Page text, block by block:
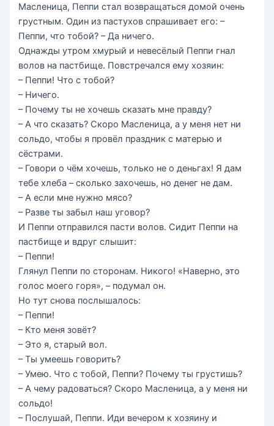
Масленица, Пеппи стал возвращаться домой очень
грустным. Один из пастухов спрашивает его: –
Пеппи, что тобой? – Да ничего.
Однажды утром хмурый и невесёлый Пеппи гнал
волов на пастбище. Повстречался ему хозяин:
– Пеппи! Что с тобой?
– Ничего.
– Почему ты не хочешь сказать мне правду?
– А что сказать? Скоро Масленица, а у меня нет ни
сольдо, чтобы я провёл праздник с матерью и
сёстрами.
– Говори о чём хочешь, только не о деньгах! Я дам
тебе хлеба – сколько захочешь, но денег не дам.
– А если мне нужно мясо?
– Разве ты забыл наш уговор?
И Пеппи отправился пасти волов. Сидит Пеппи на
пастбище и вдруг слышит:
– Пеппи!
Глянул Пеппи по сторонам. Никого! «Наверно, это
голос моего горя», – подумал он.
Но тут снова послышалось:
– Пеппи!
– Кто меня зовёт?
– Это я, старый вол.
– Ты умеешь говорить?
– Умею. Что с тобой, Пеппи? Почему ты грустишь?
– А чему радоваться? Скоро Масленица, а у меня ни
сольдо!
– Послушай, Пеппи. Иди вечером к хозяину и